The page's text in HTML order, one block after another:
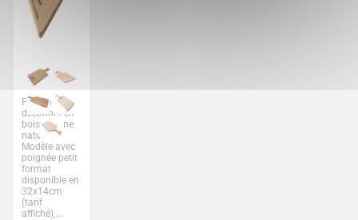
Planche à
découper en
bois d'aulne
naturel,
Modèle avec
poignée petit
format
disponible en
32x14cm
(tarif
affiché),...